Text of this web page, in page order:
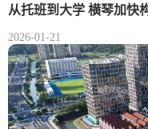
从托班到大学 横琴加快
2026-01-21